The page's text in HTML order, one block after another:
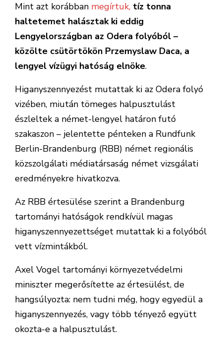
Mint azt korábban megírtuk, tíz tonna
haltetemet halásztak ki eddig
Lengyelországban az Odera folyóból –
közölte csütörtökön Przemyslaw Daca, a
lengyel vízügyi hatóság elnöke.
Higanyszennyezést mutattak ki az Odera folyó
vizében, miután tömeges halpusztulást
észleltek a német-lengyel határon futó
szakaszon – jelentette pénteken a Rundfunk
Berlin-Brandenburg (RBB) német regionális
közszolgálati médiatársaság német vizsgálati
eredményekre hivatkozva.
Az RBB értesülése szerint a Brandenburg
tartományi hatóságok rendkívül magas
higanyszennyezettséget mutattak ki a folyóból
vett vízmintákból.
Axel Vogel tartományi környezetvédelmi
miniszter megerősítette az értesülést, de
hangsúlyozta: nem tudni még, hogy egyedül a
higanyszennyezés, vagy több tényező együtt
okozta-e a halpusztulást.